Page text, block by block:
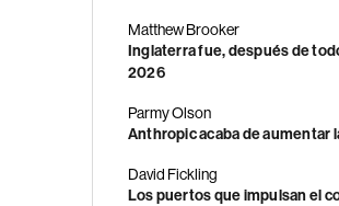
Matthew Brooker
Inglaterra fue, después de
2026
Parmy Olson
Anthropic acaba de aumentar
David Fickling
Los puertos que impulsan el